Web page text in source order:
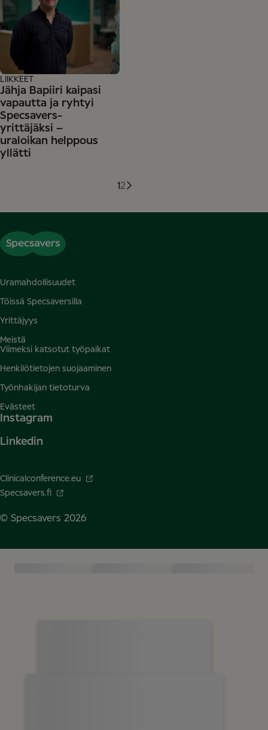
Jähja Bapiiri kaipasi
vapautta ja ryhtyi
Specsavers-
yrittäjäksi –
uraloikan helppous
yllätti
LIIKKEET
12
Uramahdollisuudet
Töissä Specsaversilla
Yrittäjyys
Meistä
Viimeksi katsotut työpaikat
Henkilötietojen suojaaminen
Työnhakijan tietoturva
Evästeet
Instagram
Linkedin
Clinicalconference.eu
Specsavers.fi
© Specsavers 2026